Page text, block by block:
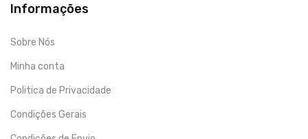
Informações
Sobre Nós
Minha conta
Politica de Privacidade
Condições Gerais